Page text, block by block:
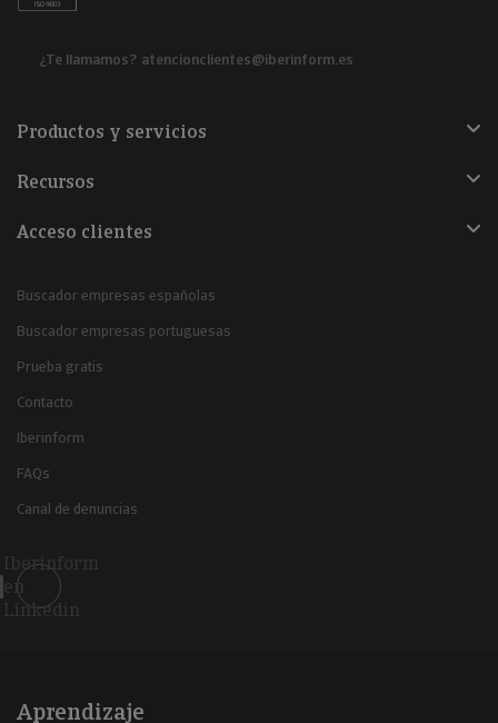
¿Te llamamos? atencionclientes@iberinform.es
Productos y servicios
Recursos
Acceso clientes
Buscador empresas españolas
Buscador empresas portuguesas
Prueba gratis
Contacto
Iberinform
FAQs
Canal de denuncias
Iberinform
en
Linkedin
Aprendizaje